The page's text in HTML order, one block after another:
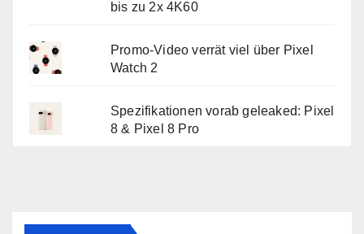
bis zu 2x 4K60
Promo-Video verrät viel über Pixel
Watch 2
Spezifikationen vorab geleaked: Pixel
8 & Pixel 8 Pro